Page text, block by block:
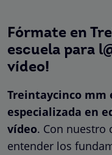
Fórmate en
escuela para
vídeo!
Treintaycinco mm
especializada en
vídeo. Con nuestro
entender los